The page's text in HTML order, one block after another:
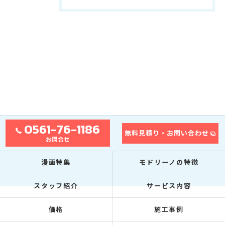
0561-76-1186
お問合せ
無料見積り・お問い合わせ
漫画特集 モドリーノの特徴
スタッフ紹介 サービス内容
価格 施工事例